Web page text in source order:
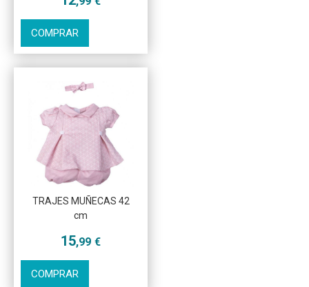
COMPRAR
TRAJES MUÑECAS 42
cm
15,99 €
COMPRAR
Más info